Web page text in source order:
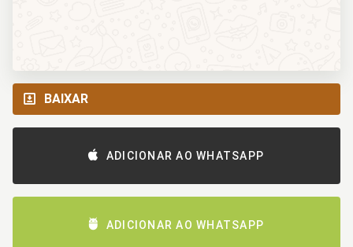
BAIXAR
ADICIONAR AO WHATSAPP
ADICIONAR AO WHATSAPP